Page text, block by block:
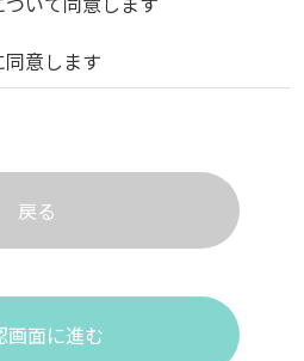
同意します
戻る
画面に進む